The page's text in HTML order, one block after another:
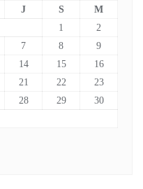
J S
M
1
2
7 8
9
14 15
16
21 22
23
28 29
30